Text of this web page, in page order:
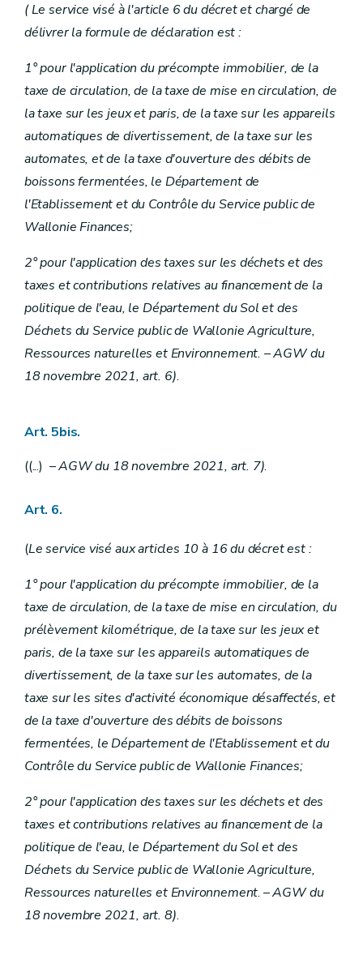
( Le service visé à l'article 6 du décret et chargé de
délivrer la formule de déclaration est :
1° pour l'application du précompte immobilier, de la
taxe de circulation, de la taxe de mise en circulation, de
la taxe sur les jeux et paris, de la taxe sur les appareils
automatiques de divertissement, de la taxe sur les
automates, et de la taxe d'ouverture des débits de
boissons fermentées, le Département de
l'Etablissement et du Contrôle du Service public de
Wallonie Finances;
2° pour l'application des taxes sur les déchets et des
taxes et contributions relatives au financement de la
politique de l'eau, le Département du Sol et des
Déchets du Service public de Wallonie Agriculture,
Ressources naturelles et Environnement. – AGW du
18 novembre 2021, art. 6).
Art. 5bis.
((...) –AGW du 18 novembre 2021, art. 7).
Art. 6.
(Le service visé aux articles 10 à 16 du décret est :
1° pour l'application du précompte immobilier, de la
taxe de circulation, de la taxe de mise en circulation, du
prélèvement kilométrique, de la taxe sur les jeux et
paris, de la taxe sur les appareils automatiques de
divertissement, de la taxe sur les automates, de la
taxe sur les sites d'activité économique désaffectés, et
de la taxe d'ouverture des débits de boissons
fermentées, le Département de l'Etablissement et du
Contrôle du Service public de Wallonie Finances;
2° pour l'application des taxes sur les déchets et des
taxes et contributions relatives au financement de la
politique de l'eau, le Département du Sol et des
Déchets du Service public de Wallonie Agriculture,
Ressources naturelles et Environnement. –AGW du
18 novembre 2021, art. 8).